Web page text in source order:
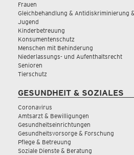
Frauen
Gleichbehandlung & Antidiskriminierung
Jugend
Kinderbetreuung
Konsumentenschutz
Menschen mit Behinderung
Niederlassungs- und Aufenthaltsrecht
Senioren
Tierschutz
GESUNDHEIT & SOZIALES
Coronavirus
Amtsarzt & Bewilligungen
Gesundheitseinrichtungen
Gesundheitsvorsorge & Forschung
Pflege & Betreuung
Soziale Dienste & Beratung